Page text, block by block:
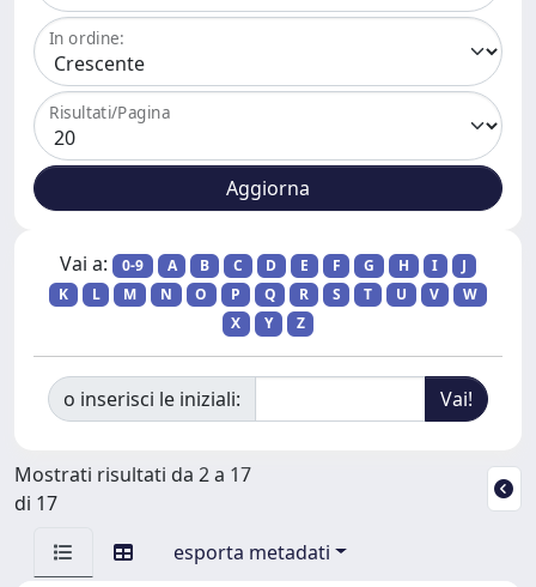
In ordine:
Risultati/Pagina
Vai a: 0-9 A B C D E F G H I
J
K
L M N O P Q R S T U V
W
X
Y Z
o inserisci le iniziali:
Mostrati risultati da 2 a 17
di 17
esporta metadati